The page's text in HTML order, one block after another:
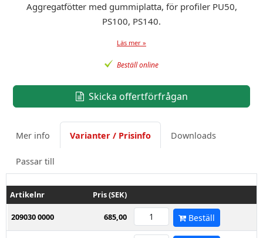
Aggregatfötter med gummiplatta, för profiler PU50,
PS100, PS140.
Läs mer »
Beställ online
Skicka offertförfrågan
Mer info Varianter / Prisinfo Downloads
Passar till
Artikelnr Pris (SEK)
209030 0000 685,00 Beställ